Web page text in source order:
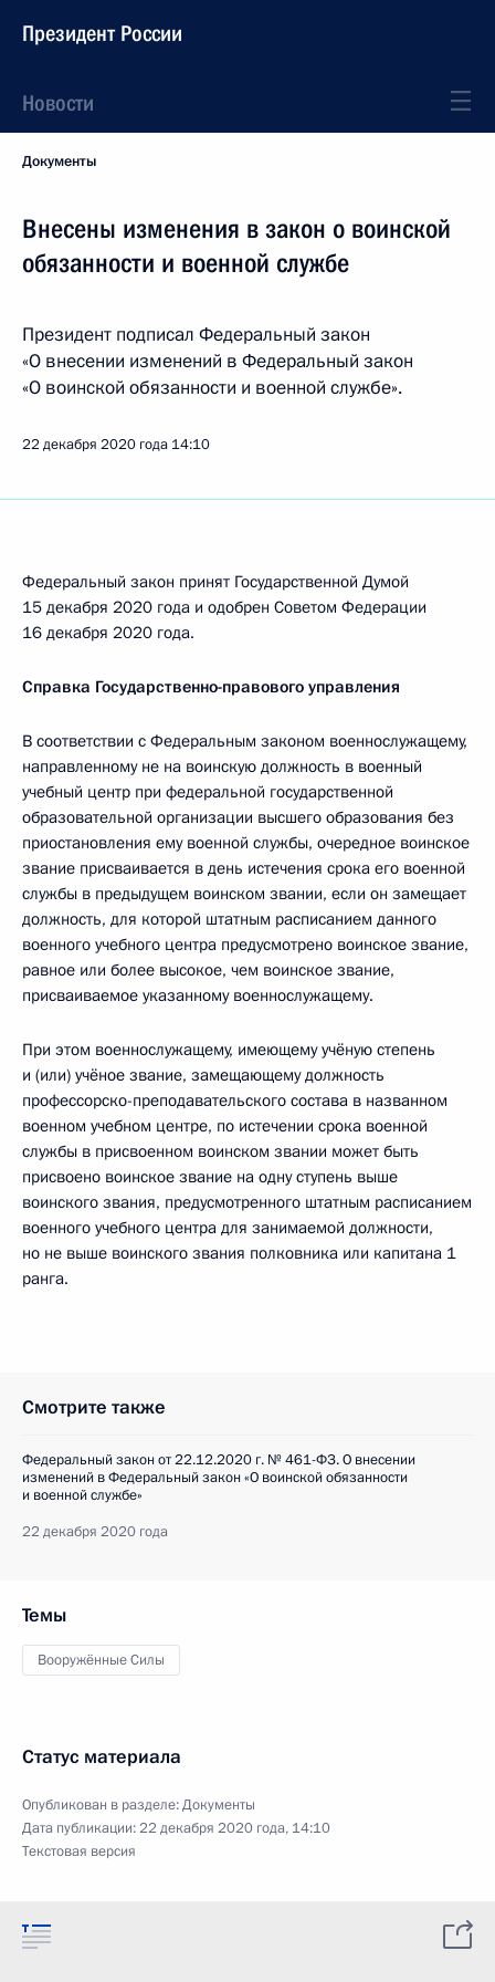
Президент России
Новости
Документы
Внесены изменения в закон о воинской
обязанности и военной службе
Президент подписал Федеральный закон
«О внесении изменений в Федеральный закон
«О воинской обязанности и военной службе».
22 декабря 2020 года 14:10
Федеральный закон принят Государственной Думой
15 декабря 2020 года и одобрен Советом Федерации
16 декабря 2020 года.
Справка Государственно-правового управления
В соответствии с Федеральным законом военнослужащему,
направленному не на воинскую должность в военный
учебный центр при федеральной государственной
образовательной организации высшего образования без
приостановления ему военной службы, очередное воинское
звание присваивается в день истечения срока его военной
службы в предыдущем воинском звании, если он замещает
должность, для которой штатным расписанием данного
военного учебного центра предусмотрено воинское звание,
равное или более высокое, чем воинское звание,
присваиваемое указанному военнослужащему.
При этом военнослужащему, имеющему учёную степень
и (или) учёное звание, замещающему должность
профессорско-преподавательского состава в названном
военном учебном центре, по истечении срока военной
службы в присвоенном воинском звании может быть
присвоено воинское звание на одну ступень выше
воинского звания, предусмотренного штатным расписанием
военного учебного центра для занимаемой должности,
но не выше воинского звания полковника или капитана 1
ранга.
Смотрите также
Федеральный закон от 22.12.2020 г. № 461-ФЗ. О внесении
изменений в Федеральный закон «О воинской обязанности
и военной службе»
22 декабря 2020 года
Темы
Вооружённые Силы
Статус материала
Опубликован в разделе:Документы
Дата публикации:22 декабря 2020 года, 14:10
Текстовая версия